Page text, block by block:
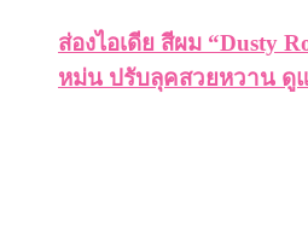
ส่องไอเดีย สีผม “Dusty
หม่น ปรับลุคสวยหวาน ดู